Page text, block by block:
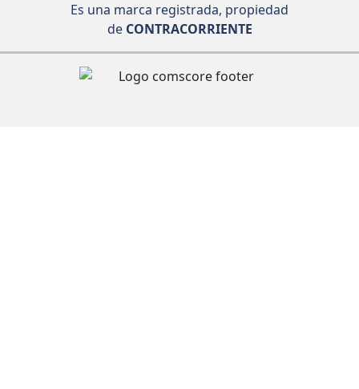
Es una marca registrada, propiedad
deCONTRACORRIENTE